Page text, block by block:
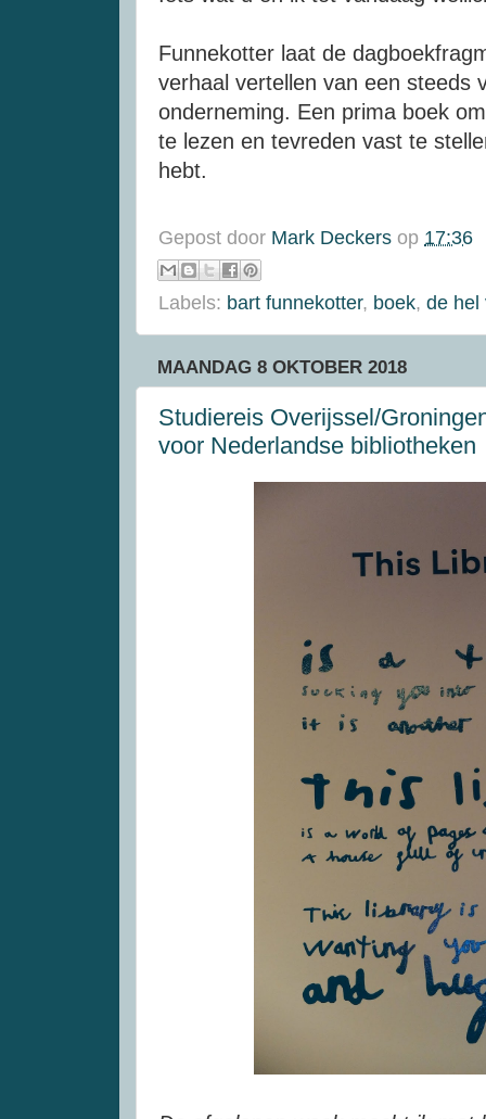
Funnekotter laat de
verhaal vertellen van een steeds
onderneming. Een prima boek
te lezen en tevreden vast te
hebt.
Gepost door Mark Deckers op 17:36
Labels: bart funnekotter, boek, de hel
MAANDAG 8 OKTOBER 2018
Studiereis Overijssel/
voor Nederlandse bibliotheken